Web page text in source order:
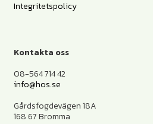
Integritetspolicy
Kontakta oss
08-564 714 42
info@hos.se
Gårdsfogdevägen 18A
168 67 Bromma